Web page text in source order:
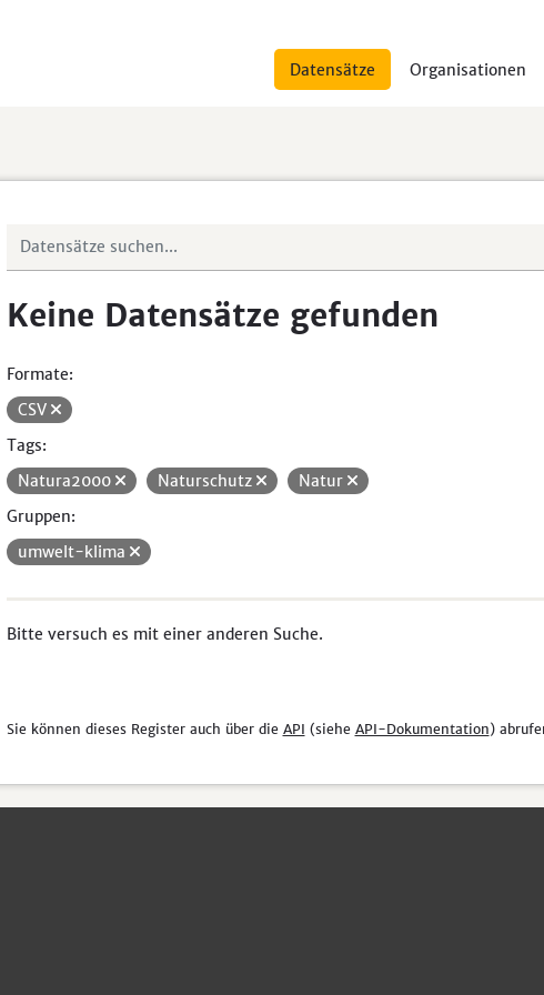
Datensätze Organisationen
Keine Datensätze gefunden
Formate:
CSV
Tags:
Natura2000
Naturschutz
Natur
Gruppen:
umwelt-klima
Bitte versuch es mit einer anderen Suche.
Sie können dieses Register auch über die API (siehe API-Dokumentation)